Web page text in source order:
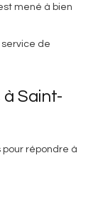
mené à bien
de
Saint-
répondre à